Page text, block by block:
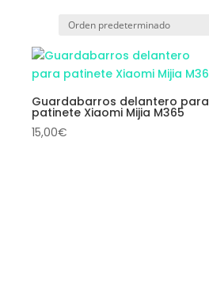
Guardabarros delantero para
patinete Xiaomi Mijia M365
15,00€